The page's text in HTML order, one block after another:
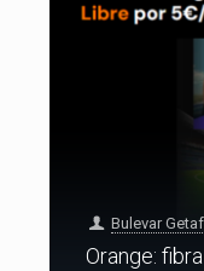
Bulevar
Orange: